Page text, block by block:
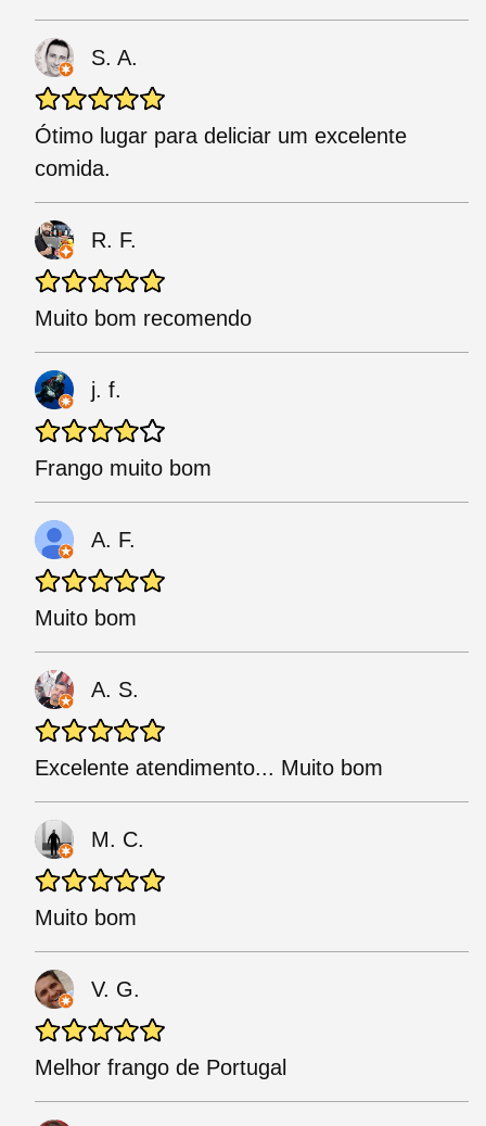
S. A.
Ótimo lugar para deliciar um excelente
comida.
R. F.
Muito bom recomendo
j. f.
Frango muito bom
A. F.
Muito bom
A. S.
Excelente atendimento... Muito bom
M. C.
Muito bom
V. G.
Melhor frango de Portugal